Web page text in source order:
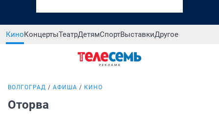
КиноКонцертыТеатрДетямСпортВыставкиДругое
ВОЛГОГРАД АФИША КИНО
Оторва